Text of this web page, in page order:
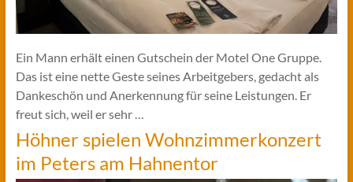
Ein Mann erhält einen Gutschein der Motel One Gruppe.
Das ist eine nette Geste seines Arbeitgebers, gedacht als
Dankeschön und Anerkennung für seine Leistungen. Er
freut sich, weil er sehr …
Höhner spielen Wohnzimmerkonzert
im Peters am Hahnentor